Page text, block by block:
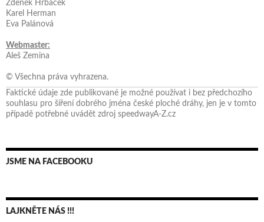
Zdeněk Hrbáček
Karel Herman
Eva Palánová
Webmaster:
Aleš Zemina
© Všechna práva vyhrazena.
Faktické údaje zde publikované je možné používat i bez předchozího
souhlasu pro šíření dobrého jména české ploché dráhy, jen je v tomto
případě potřebné uvádět zdroj speedwayA-Z.cz
JSME NA FACEBOOKU
LAJKNĚTE NÁS !!!